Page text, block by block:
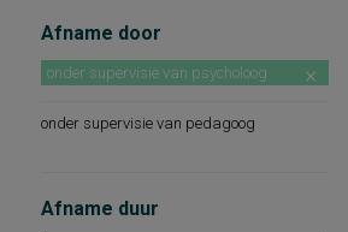
Afname door
onder supervisie van psycholoog
onder supervisie van pedagoog
Afname duur